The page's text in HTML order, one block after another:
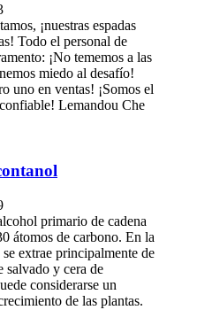
¡nuestras espadas
Todo el personal de
¡No tememos a las
miedo al desafío!
uno en ventas! ¡Somos el
Lemandou Che
primario de cadena
átomos de carbono. En la
extrae principalmente de
salvado y cera de
considerarse un
de las plantas.